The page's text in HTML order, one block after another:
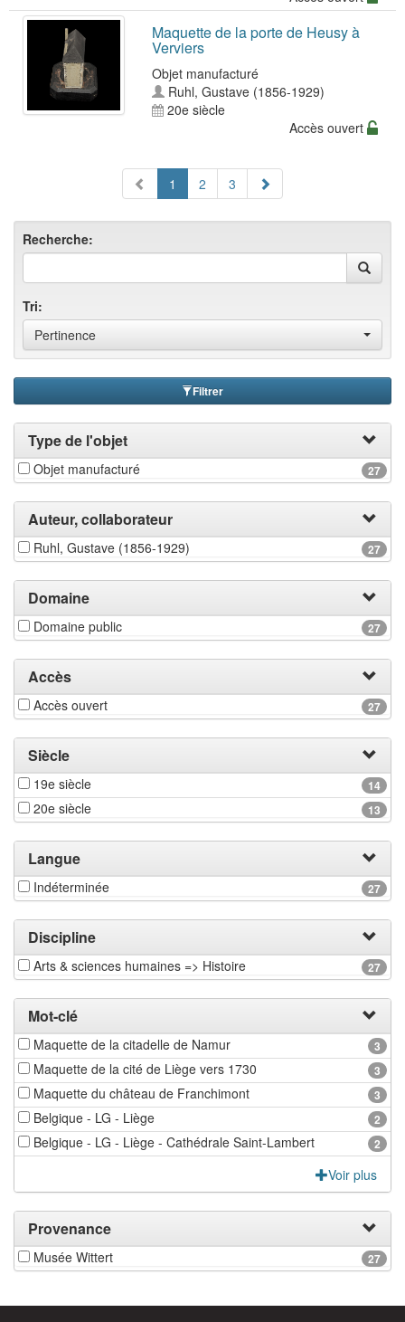
Maquette de la porte de Heusy à
Verviers
Objet manufacturé
Ruhl, Gustave (1856-1929)
20e siècle
Accès ouvert
1 2 3
Recherche:
Tri:
Pertinence
Filtrer
Type de l'objet
27
Objet manufacturé
Auteur, collaborateur
27
Ruhl, Gustave (1856-1929)
Domaine
27
Domaine public
Accès
27
Accès ouvert
Siècle
14
19e siècle
13
20e siècle
Langue
27
Indéterminée
Discipline
27
Arts & sciences humaines => Histoire
Mot-clé
3
Maquette de la citadelle de Namur
3
Maquette de la cité de Liège vers 1730
3
Maquette du château de Franchimont
2
Belgique - LG - Liège
2
Belgique - LG - Liège - Cathédrale Saint-Lambert
Voir plus
Provenance
27
Musée Wittert